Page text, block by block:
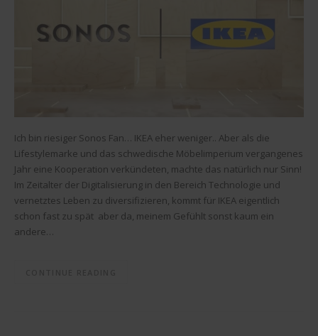
Ich bin riesiger Sonos Fan… IKEA eher weniger.. Aber als die
Lifestylemarke und das schwedische Möbelimperium vergangenes
Jahr eine Kooperation verkündeten, machte das natürlich nur Sinn!
Im Zeitalter der Digitalisierung in den Bereich Technologie und
vernetztes Leben zu diversifizieren, kommt für IKEA eigentlich
schon fast zu spät aber da, meinem Gefühlt sonst kaum ein
andere…